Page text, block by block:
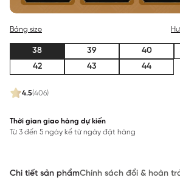
4.5(406)
Bảng size
38 39 40
42
43 44
Thời gian giao hàng dự kiến
Từ 3 đến 5 ngày kể từ ngày đặt hàng
Chi tiết sản phẩmChính sách đổi & hoàn